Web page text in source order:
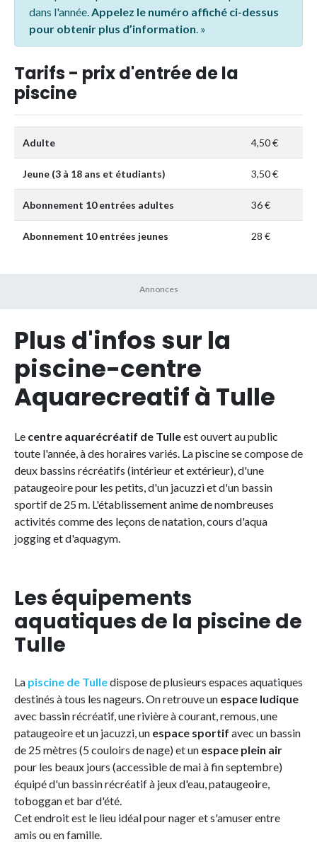
dans l'année.Appelez le numéro affiché ci-dessus
pour obtenir plus d’information. »
Tarifs - prix d'entrée de la
piscine
Adulte 4,50 €
Jeune (3 à 18 ans et étudiants) 3,50 €
Abonnement 10 entrées adultes 36 €
Abonnement 10 entrées jeunes 28 €
Plus d'infos sur la
piscine-centre
Aquarecreatif à Tulle
Le centre aquarécréatif de Tulleest ouvert au public
toute l'année, à des horaires variés. La piscine se compose de
deux bassins récréatifs (intérieur et extérieur), d'une
pataugeoire pour les petits, d'un jacuzzi et d'un bassin
sportif de 25 m. L'établissement anime de nombreuses
activités comme des leçons de natation, cours d'aqua
jogging et d'aquagym.
Les équipements
aquatiques de la piscine de
Tulle
La piscine de Tulledispose de plusieurs espaces aquatiques
destinés à tous les nageurs. On retrouve un espace ludique
avec bassin récréatif, une rivière à courant, remous, une
pataugeoire et un jacuzzi, un espace sportif avec un bassin
de 25 mètres (5 couloirs de nage) et un espace plein air
pour les beaux jours (accessible de mai à fin septembre)
équipé d'un bassin récréatif à jeux d'eau, pataugeoire,
toboggan et bar d'été.
Cet endroit est le lieu idéal pour nager et s'amuser entre
amis ou en famille.